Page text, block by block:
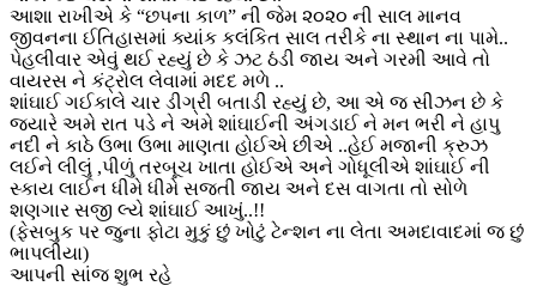
આશા રાખીએ કે “છપના કાળ” ની જેમ ૨૦૨૦ ની સાલ માનવ
જીવનના ઈતિહાસમાં ક્યાંક કલંકિત સાલ તરીકે ના સ્થાન ના પામે..
પેહલીવાર એવું થઈ રહ્યું છે કે ઝટ ઠંડી જાય અને ગરમી આવે તો
વાયરસ ને કંટ્રોલ લેવામાં મદદ મળે ..
શાંઘાઈ ગઈકાલે ચાર ડીગ્રી બતાડી રહ્યું છે, આ એ જ સીઝન છે કે
જયારે અમે રાત પડે ને અમે શાંઘાઈની અંગડાઈ ને મન ભરી ને હાપુ
નદી ને કાઠે ઉભા ઉભા માણતા હોઈએ છીએ ..હેઈ મજાની ક્રુઝ
લઈને લીલું ,પીળું તરબૂચ ખાતા હોઈએ અને ગોધૂલીએ શાંઘાઈ ની
સ્કાય લાઈન ધીમે ધીમે સજતી જાય અને દસ વાગતા તો સોળે
શણગાર સજી લ્યે શાંઘાઈ આખું..!!
(ફેસબુક પર જુના ફોટા મુકું છું ખોટું ટેન્શન ના લેતા અમદાવાદમાં જ છું
ભાપલીયા)
આપની સાંજ શુભ રહે